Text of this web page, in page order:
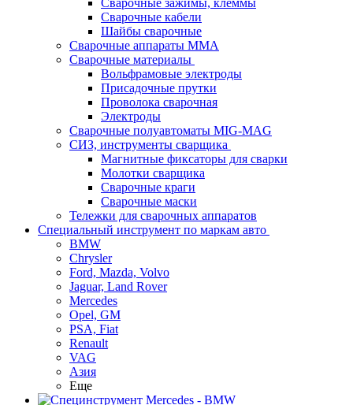
Сварочные зажимы, клеммы
Сварочные кабели
Шайбы сварочные
Сварочные аппараты MMA
Сварочные материалы
Вольфрамовые электроды
Присадочные прутки
Проволока сварочная
Электроды
Сварочные полуавтоматы MIG-MAG
СИЗ, инструменты сварщика
Магнитные фиксаторы для сварки
Молотки сварщика
Сварочные краги
Сварочные маски
Тележки для сварочных аппаратов
Специальный инструмент по маркам авто
BMW
Chrysler
Ford, Mazda, Volvo
Jaguar, Land Rover
Mercedes
Opel, GM
PSA, Fiat
Renault
VAG
Азия
Еще